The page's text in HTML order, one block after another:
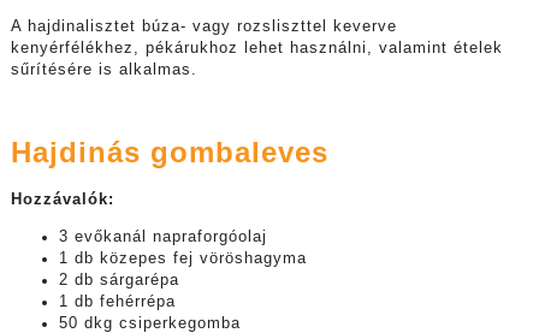
A hajdinalisztet búza- vagy rozsliszttel keverve
kenyérfélékhez, pékárukhoz lehet használni, valamint ételek
sűrítésére is alkalmas.
Hajdinás gombaleves
Hozzávalók:
3 evőkanál napraforgóolaj
1 db közepes fej vöröshagyma
2 db sárgarépa
1 db fehérrépa
50 dkg csiperkegomba